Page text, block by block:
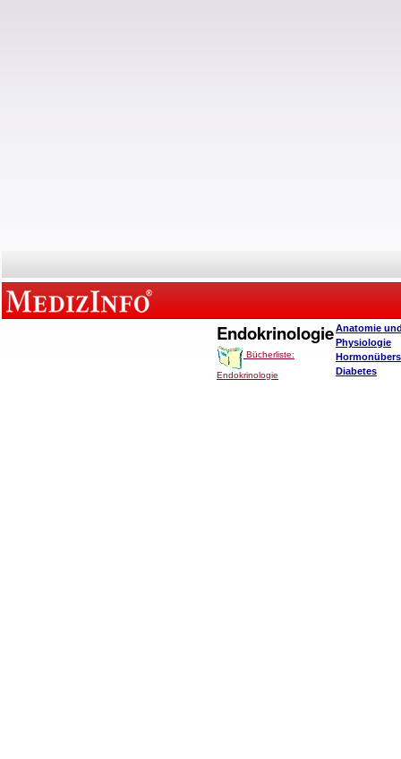
Endokrinologie
Bücherliste:
Endokrinologie
Anatomie
Physiologie
Diabetes